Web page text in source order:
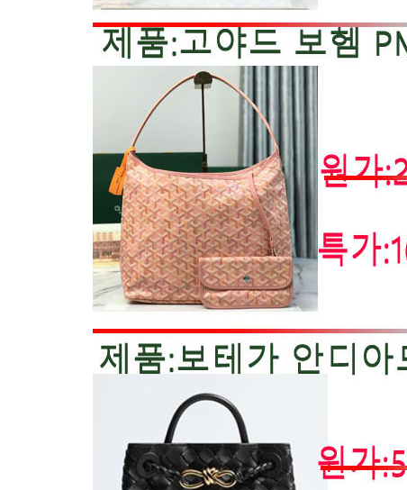
루이비통
샤넬
까르띠에
로렉스
몽블랑
브라이틀링
브레게
쇼파드
태그호이어
오메가
파텍필립
프랭크뮬러
피아제
벨엔로스
파네라이
기타
샤넬
프라다
구찌
루이비통
페라가모
발리
아디다스
나이키
뉴발란스
보테가
지미추
발렌티노
발렌시아가
D&G돌체앤가
펜디
에르메스
루이비통
샤넬
페라가모
기타